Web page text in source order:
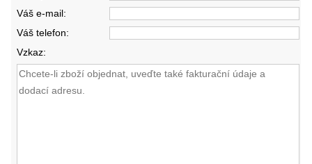
Váš e-mail:
Váš telefon:
Vzkaz: